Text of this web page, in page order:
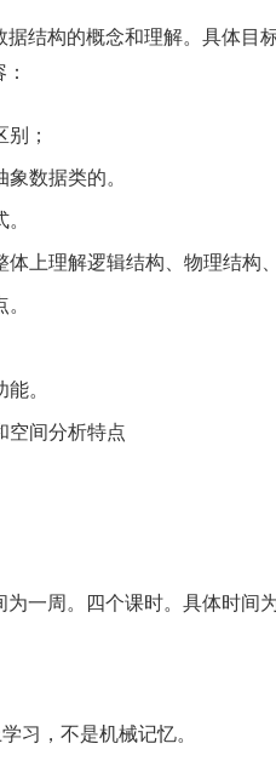
结构的概念和理解。具体目
；
数据类的。
上理解逻辑结构、物理结构
。
空间分析特点
一周。四个课时。具体时间
习，不是机械记忆。